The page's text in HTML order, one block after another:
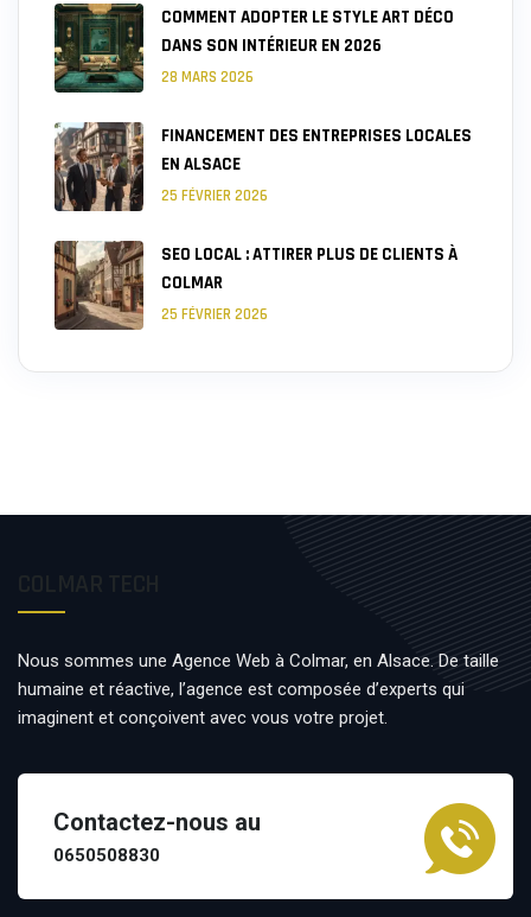
COMMENT ADOPTER LE STYLE ART DÉCO
DANS SON INTÉRIEUR EN 2026
28 MARS 2026
FINANCEMENT DES ENTREPRISES LOCALES
EN ALSACE
25 FÉVRIER 2026
SEO LOCAL : ATTIRER PLUS DE CLIENTS À
COLMAR
25 FÉVRIER 2026
Nous sommes une Agence Web à Colmar, en Alsace. De taille
humaine et réactive, l’agence est composée d’experts qui
imaginent et conçoivent avec vous votre projet.
Contactez-nous au
0650508830